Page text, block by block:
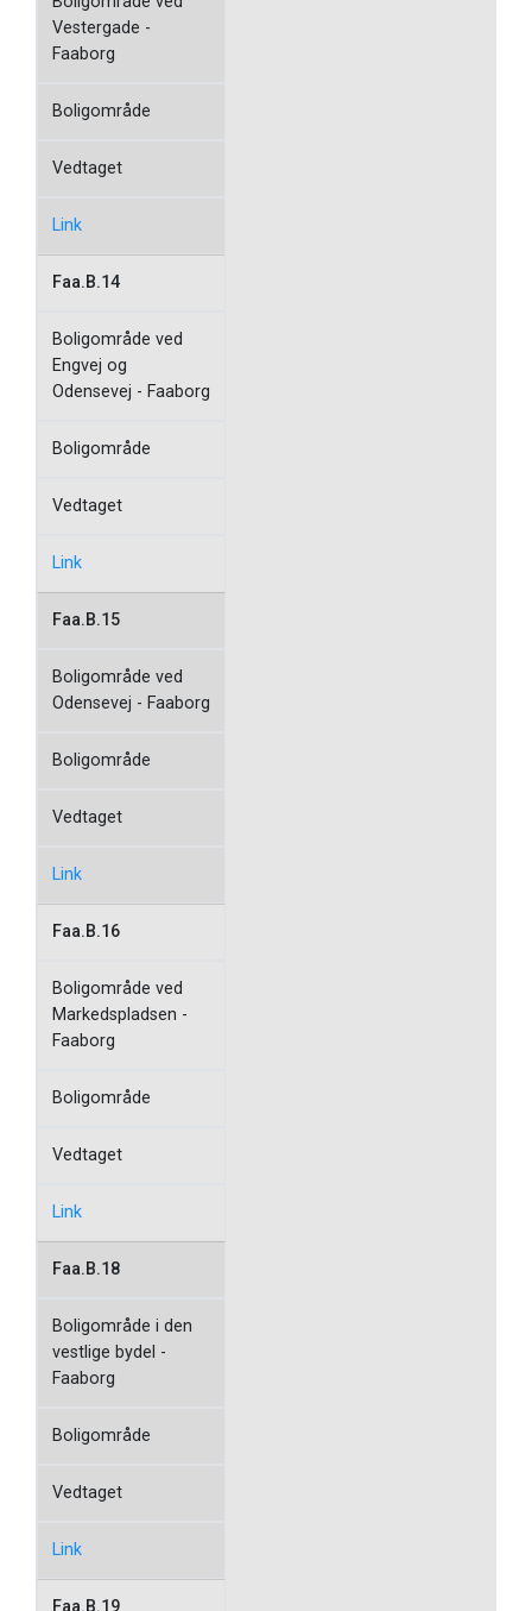
Vestergade -
Faaborg
Boligområde
Vedtaget
Link
Faa.B.14
Boligområde ved
Engvej og
Odensevej - Faaborg
Boligområde
Vedtaget
Link
Faa.B.15
Boligområde ved
Odensevej - Faaborg
Boligområde
Vedtaget
Link
Faa.B.16
Boligområde ved
Markedspladsen -
Faaborg
Boligområde
Vedtaget
Link
Faa.B.18
Boligområde i den
vestlige bydel -
Faaborg
Boligområde
Vedtaget
Link